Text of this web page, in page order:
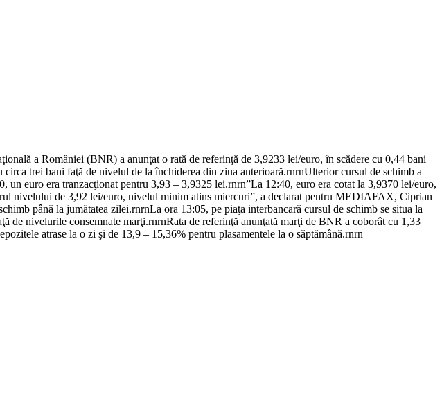
a României (BNR) a anunţat o rată de referinţă de 3,9233 lei/euro, în scădere cu 0,44 bani
trei bani faţă de nivelul de la închiderea din ziua anterioară.rnrnUlterior cursul de schimb a
euro era tranzacţionat pentru 3,93 – 3,9325 lei.rnrn”La 12:40, euro era cotat la 3,9370 lei/euro,
nivelului de 3,92 lei/euro, nivelul minim atins miercuri”, a declarat pentru MEDIAFAX, Ciprian
până la jumătatea zilei.rnrnLa ora 13:05, pe piaţa interbancară cursul de schimb se situa la
de nivelurile consemnate marţi.rnrnRata de referinţă anunţată marţi de BNR a coborât cu 1,33
atrase la o zi şi de 13,9 – 15,36% pentru plasamentele la o săptămână.rnrn